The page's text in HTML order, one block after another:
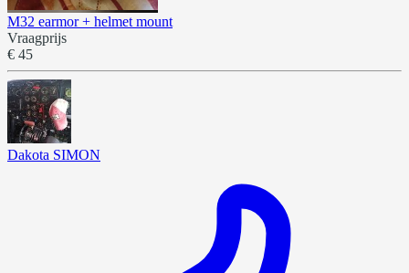
M32 earmor + helmet mount
Vraagprijs
€ 45
Dakota SIMON